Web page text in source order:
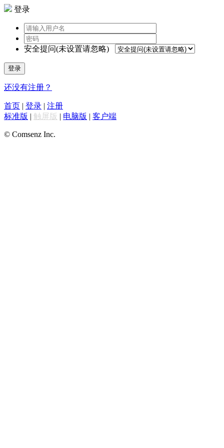
登录
安全提问(未设置请忽略)
登录
还没有注册？
首页 | 登录 | 注册
标准版 | 触屏版 | 电脑版 | 客户端
© Comsenz Inc.